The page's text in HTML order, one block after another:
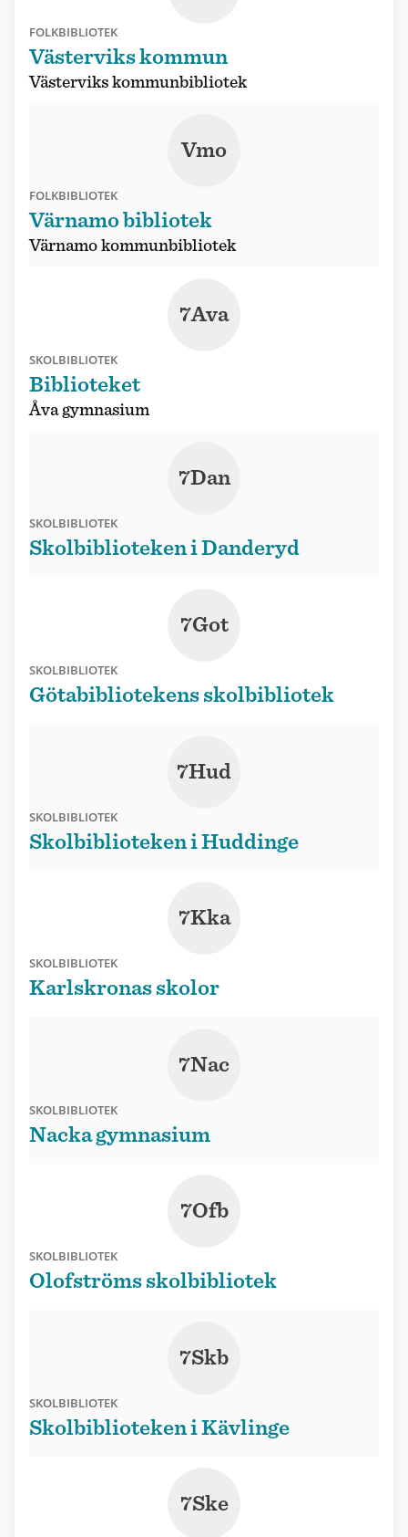
FOLKBIBLIOTEK
Västerviks kommun
Västerviks kommunbibliotek
Vmo
FOLKBIBLIOTEK
Värnamo bibliotek
Värnamo kommunbibliotek
7Ava
SKOLBIBLIOTEK
Biblioteket
Åva gymnasium
7Dan
SKOLBIBLIOTEK
Skolbiblioteken i Danderyd
7Got
SKOLBIBLIOTEK
Götabibliotekens skolbibliotek
7Hud
SKOLBIBLIOTEK
Skolbiblioteken i Huddinge
7Kka
SKOLBIBLIOTEK
Karlskronas skolor
7Nac
SKOLBIBLIOTEK
Nacka gymnasium
7Ofb
SKOLBIBLIOTEK
Olofströms skolbibliotek
7Skb
SKOLBIBLIOTEK
Skolbiblioteken i Kävlinge
7Ske